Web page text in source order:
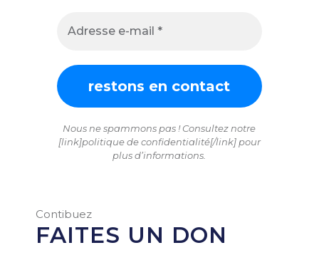
Nous ne spammons pas ! Consultez notre
[link]politique de confidentialité[/link] pour
plus d’informations.
Contibuez
FAITES UN DON